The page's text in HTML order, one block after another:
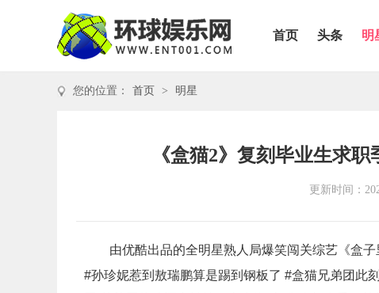
首页 头条 明
您的位置： 首页 > 明星
《盒猫2》复刻毕业生求
更新时间：
由优酷出品的全明星熟人局爆笑闯关综艺《盒
#孙珍妮惹到敖瑞鹏算是踢到钢板了 #盒猫兄弟团此